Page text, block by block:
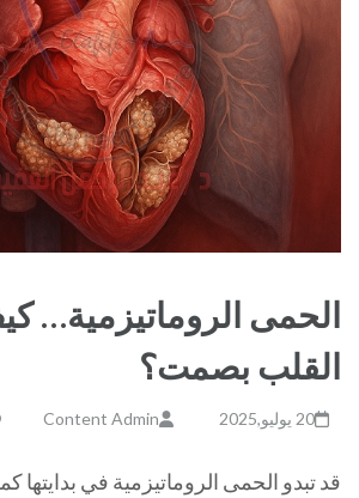
الحمى الروماتيزمية…
القلب بصمت؟
20 يوليو,2025 Content Admin
قد تبدو الحمى الروماتيزمية في بدايتها